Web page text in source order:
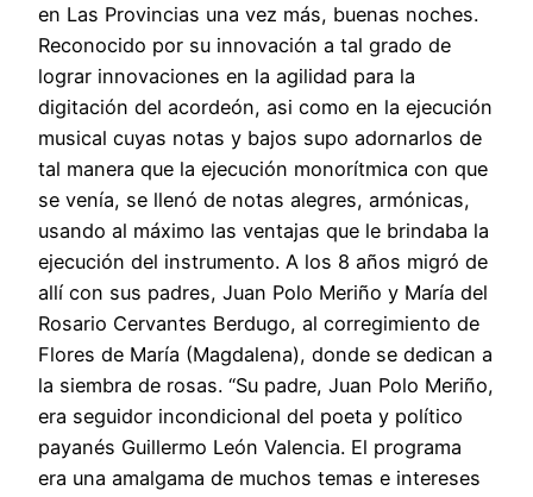
en Las Provincias una vez más, buenas noches.
Reconocido por su innovación a tal grado de
lograr innovaciones en la agilidad para la
digitación del acordeón, asi como en la ejecución
musical cuyas notas y bajos supo adornarlos de
tal manera que la ejecución monorítmica con que
se venía, se llenó de notas alegres, armónicas,
usando al máximo las ventajas que le brindaba la
ejecución del instrumento. A los 8 años migró de
allí con sus padres, Juan Polo Meriño y María del
Rosario Cervantes Berdugo, al corregimiento de
Flores de María (Magdalena), donde se dedican a
la siembra de rosas. “Su padre, Juan Polo Meriño,
era seguidor incondicional del poeta y político
payanés Guillermo León Valencia. El programa
era una amalgama de muchos temas e intereses